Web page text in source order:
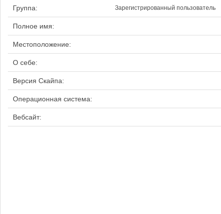
Группа: Зарегистрированный пользователь
Полное имя:
Местоположение:
О себе:
Версия Скайпа:
Операционная система:
Вебсайт: